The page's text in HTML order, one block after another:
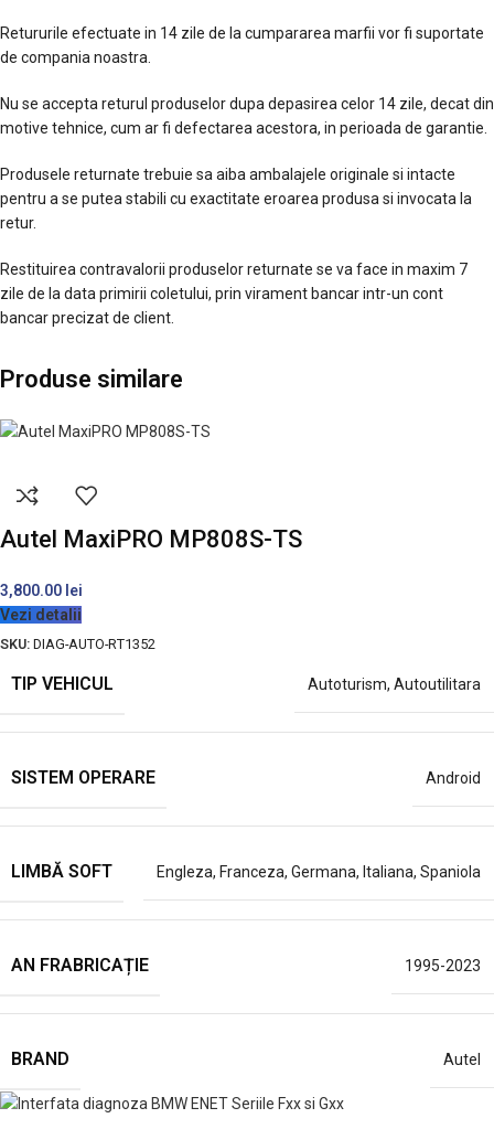
Retururile efectuate in 14 zile de la cumpararea marfii vor fi suportate
de compania noastra.
Nu se accepta returul produselor dupa depasirea celor 14 zile, decat din
motive tehnice, cum ar fi defectarea acestora, in perioada de garantie.
Produsele returnate trebuie sa aiba ambalajele originale si intacte
pentru a se putea stabili cu exactitate eroarea produsa si invocata la
retur.
Restituirea contravalorii produselor returnate se va face in maxim 7
zile de la data primirii coletului, prin virament bancar intr-un cont
bancar precizat de client.
Produse similare
Autel MaxiPRO MP808S-TS
3,800.00 lei
Vezi detalii
SKU: DIAG-AUTO-RT1352
TIP VEHICUL Autoturism, Autoutilitara
SISTEM OPERARE Android
LIMBĂ SOFT Engleza, Franceza, Germana, Italiana, Spaniola
AN FRABRICAȚIE 1995-2023
BRAND Autel